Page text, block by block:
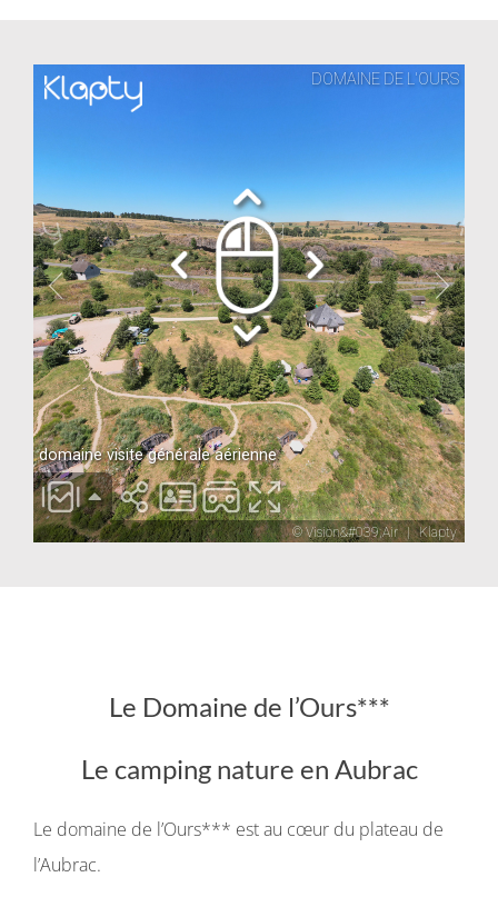
Le Domaine de l’Ours***
Le camping nature en Aubrac
Le domaine de l’Ours*** est au cœur du plateau de
l’Aubrac.